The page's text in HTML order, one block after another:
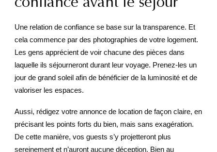
Une relation de confiance se base sur la transparence. Et
cela commence par des photographies de votre logement.
Les gens apprécient de voir chacune des pièces dans
laquelle ils séjourneront durant leur voyage. Prenez-les un
jour de grand soleil afin de bénéficier de la luminosité et de
valoriser les espaces.
Aussi, rédigez votre annonce de location de façon claire, en
précisant les points forts du bien, mais sans exagération.
De cette manière, vos guests s’y projetteront plus
sereinement et n’auront aucune déception. Bien au